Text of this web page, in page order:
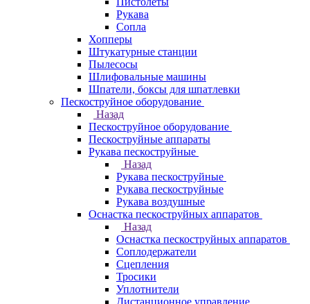
Рукава
Сопла
Хопперы
Штукатурные станции
Пылесосы
Шлифовальные машины
Шпатели, боксы для шпатлевки
Пескоструйное оборудование
Назад
Пескоструйное оборудование
Пескоструйные аппараты
Рукава пескоструйные
Назад
Рукава пескоструйные
Рукава пескоструйные
Рукава воздушные
Оснастка пескоструйных аппаратов
Назад
Оснастка пескоструйных аппаратов
Соплодержатели
Сцепления
Тросики
Уплотнители
Дистанционное управление